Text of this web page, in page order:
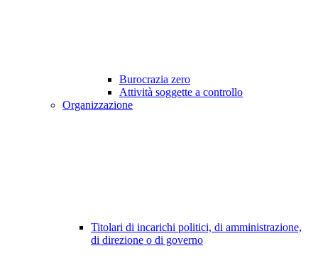
Burocrazia zero
Attività soggette a controllo
Organizzazione
Titolari di incarichi politici, di amministrazione,
di direzione o di governo